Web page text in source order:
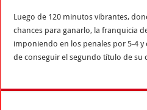
Luego de 120 minutos vibrantes,
chances para ganarlo, la franquicia
imponiendo en los penales por 5-4 y
de conseguir el segundo título de su